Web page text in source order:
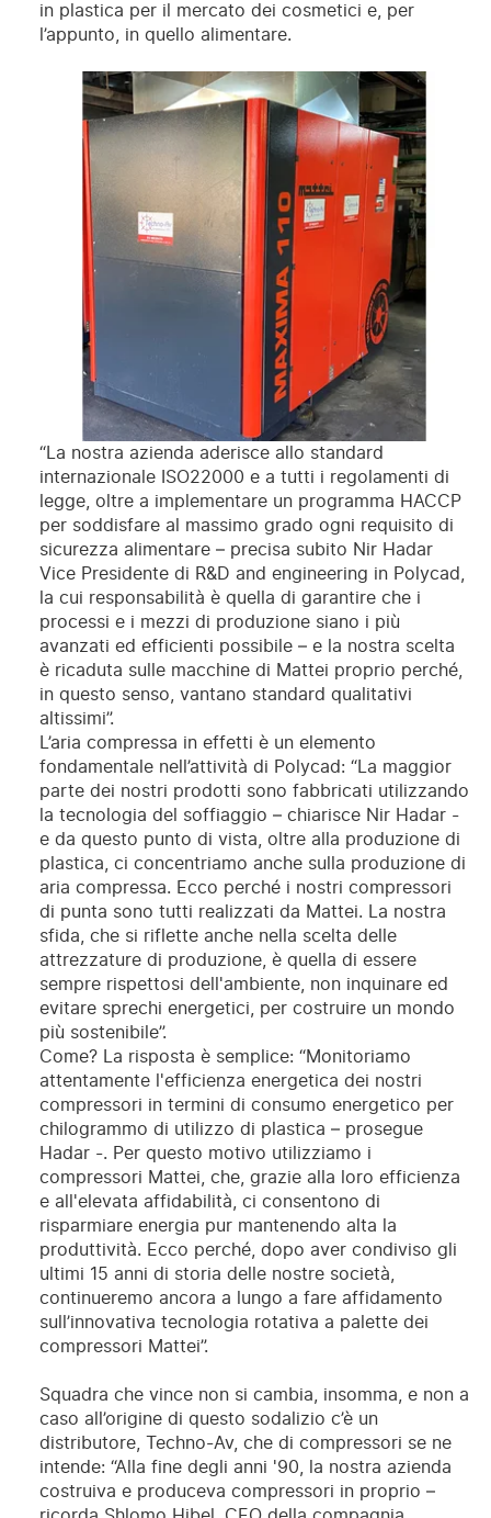
in plastica per il mercato dei cosmetici e, per
l’appunto, in quello alimentare.
“La nostra azienda aderisce allo standard
internazionale ISO22000 e a tutti i regolamenti di
legge, oltre a implementare un programma HACCP
per soddisfare al massimo grado ogni requisito di
sicurezza alimentare – precisa subito Nir Hadar
Vice Presidente di R&D and engineering in Polycad,
la cui responsabilità è quella di garantire che i
processi e i mezzi di produzione siano i più
avanzati ed efficienti possibile – e la nostra scelta
è ricaduta sulle macchine di Mattei proprio perché,
in questo senso, vantano standard qualitativi
altissimi”.
L’aria compressa in effetti è un elemento
fondamentale nell’attività di Polycad: “La maggior
parte dei nostri prodotti sono fabbricati utilizzando
la tecnologia del soffiaggio – chiarisce Nir Hadar -
e da questo punto di vista, oltre alla produzione di
plastica, ci concentriamo anche sulla produzione di
aria compressa. Ecco perché i nostri compressori
di punta sono tutti realizzati da Mattei. La nostra
sfida, che si riflette anche nella scelta delle
attrezzature di produzione, è quella di essere
sempre rispettosi dell'ambiente, non inquinare ed
evitare sprechi energetici, per costruire un mondo
più sostenibile”.
Come? La risposta è semplice: “Monitoriamo
attentamente l'efficienza energetica dei nostri
compressori in termini di consumo energetico per
chilogrammo di utilizzo di plastica – prosegue
Hadar -. Per questo motivo utilizziamo i
compressori Mattei, che, grazie alla loro efficienza
e all'elevata affidabilità, ci consentono di
risparmiare energia pur mantenendo alta la
produttività. Ecco perché, dopo aver condiviso gli
ultimi 15 anni di storia delle nostre società,
continueremo ancora a lungo a fare affidamento
sull’innovativa tecnologia rotativa a palette dei
compressori Mattei”.
Squadra che vince non si cambia, insomma, e non a
caso all’origine di questo sodalizio c’è un
distributore, Techno-Av, che di compressori se ne
intende: “Alla fine degli anni '90, la nostra azienda
costruiva e produceva compressori in proprio –